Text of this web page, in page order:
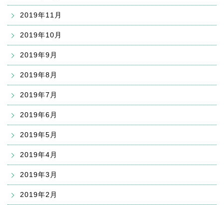
2019年11月
2019年10月
2019年9月
2019年8月
2019年7月
2019年6月
2019年5月
2019年4月
2019年3月
2019年2月